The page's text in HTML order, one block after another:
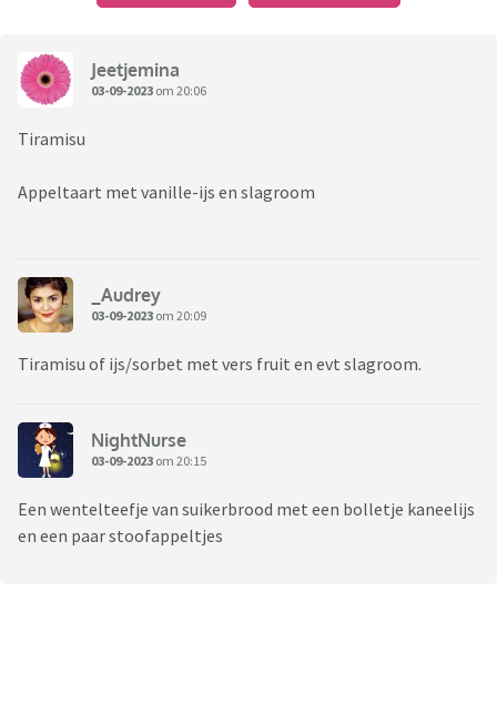
Jeetjemina
03-09-2023 om 20:06
Tiramisu
Appeltaart met vanille-ijs en slagroom
_Audrey
03-09-2023 om 20:09
Tiramisu of ijs/sorbet met vers fruit en evt slagroom.
NightNurse
03-09-2023 om 20:15
Een wentelteefje van suikerbrood met een bolletje kaneelijs
en een paar stoofappeltjes